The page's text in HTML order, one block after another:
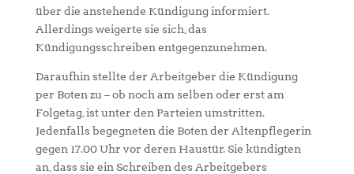
über die anstehende Kündigung informiert.
Allerdings weigerte sie sich, das
Kündigungsschreiben entgegenzunehmen.
Daraufhin stellte der Arbeitgeber die Kündigung
per Boten zu – ob noch am selben oder erst am
Folgetag, ist unter den Parteien umstritten.
Jedenfalls begegneten die Boten der Altenpflegerin
gegen 17.00 Uhr vor deren Haustür. Sie kündigten
an, dass sie ein Schreiben des Arbeitgebers